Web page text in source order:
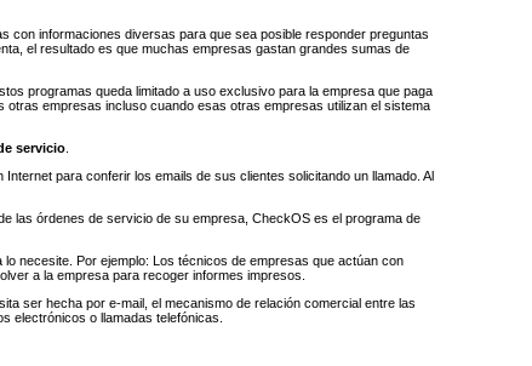
con informaciones diversas para que sea posible responder preguntas
el resultado es que muchas empresas gastan grandes sumas de
programas queda limitado a uso exclusivo para la empresa que paga
empresas incluso cuando esas otras empresas utilizan el sistema
servicio
para conferir los emails de sus clientes solicitando un llamado. Al
las órdenes de servicio de su empresa, CheckOS es el programa de
necesite. Por ejemplo: Los técnicos de empresas que actúan con
a la empresa para recoger informes impresos.
ser hecha por e-mail, el mecanismo de relación comercial entre las
electrónicos o llamadas telefónicas.